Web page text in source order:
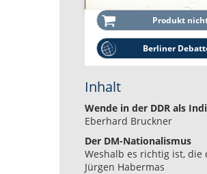
Berliner
Inhalt
Wende in der DDR als
Eberhard Bruckner
Der DM-Nationalismus
Weshalb es richtig ist, die
Jürgen Habermas